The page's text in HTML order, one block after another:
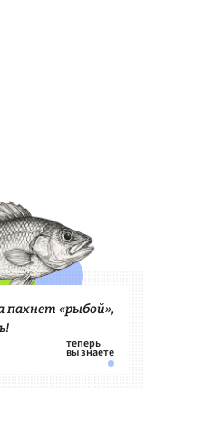
пахнет «рыбой»,